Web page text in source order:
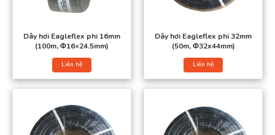
Dây hơi Eagleflex phi 16mm
(100m, Φ16×24.5mm)
Liên hệ
Dây hơi Eagleflex phi 32mm
(50m, Φ32x44mm)
Liên hệ